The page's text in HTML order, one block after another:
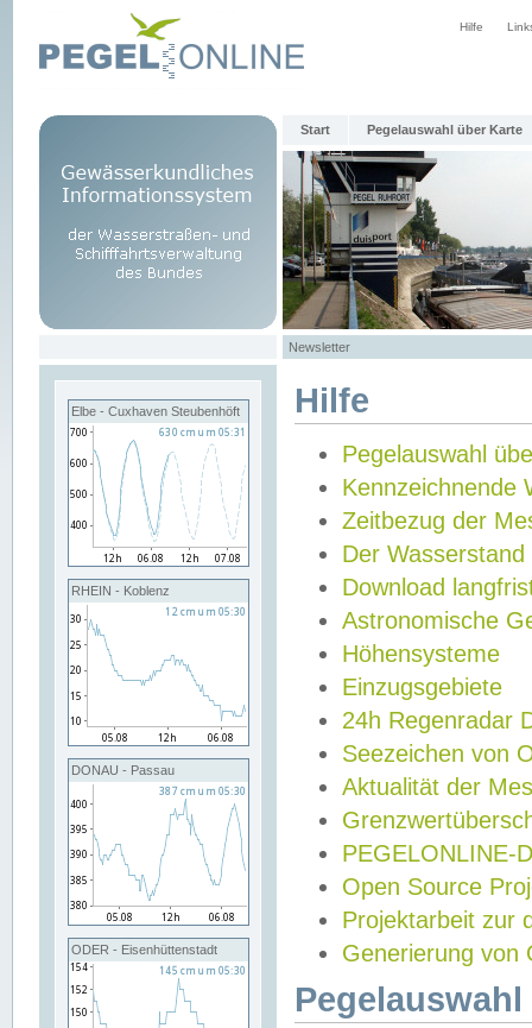
Hilfe
Start Pegelauswahl über Karte
Newsletter
Elbe - Cuxhaven Steubenhöft
RHEIN - Koblenz
DONAU - Passau
ODER - Eisenhüttenstadt
Hilfe
Pegelauswahl
Kennzeichnende
Zeitbezug der
Der Wasserstand
Download
Astronomische
Höhensysteme
Einzugsgebiete
24h Regenradar
Seezeichen von
Aktualität der
PEGELONLINE-
Open Source
Projektarbeit zur
Generierung von